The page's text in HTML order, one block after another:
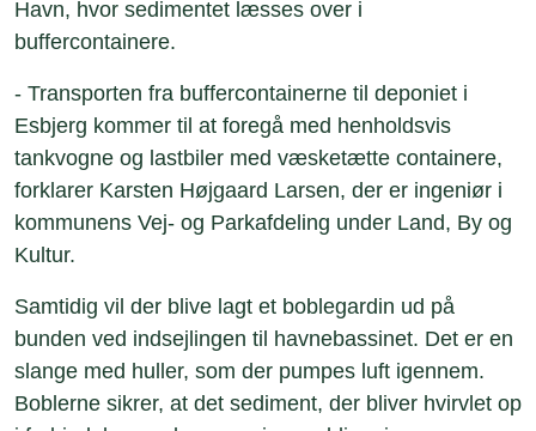
Havn, hvor sedimentet læsses over i
buffercontainere.
- Transporten fra buffercontainerne til deponiet i
Esbjerg kommer til at foregå med henholdsvis
tankvogne og lastbiler med væsketætte containere,
forklarer Karsten Højgaard Larsen, der er ingeniør i
kommunens Vej- og Parkafdeling under Land, By og
Kultur.
Samtidig vil der blive lagt et boblegardin ud på
bunden ved indsejlingen til havnebassinet. Det er en
slange med huller, som der pumpes luft igennem.
Boblerne sikrer, at det sediment, der bliver hvirvlet op